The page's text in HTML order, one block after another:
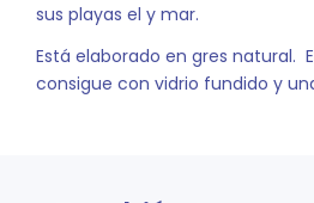
sus playas el y mar.
Está elaborado en gres natural.
consigue con vidrio fundido y